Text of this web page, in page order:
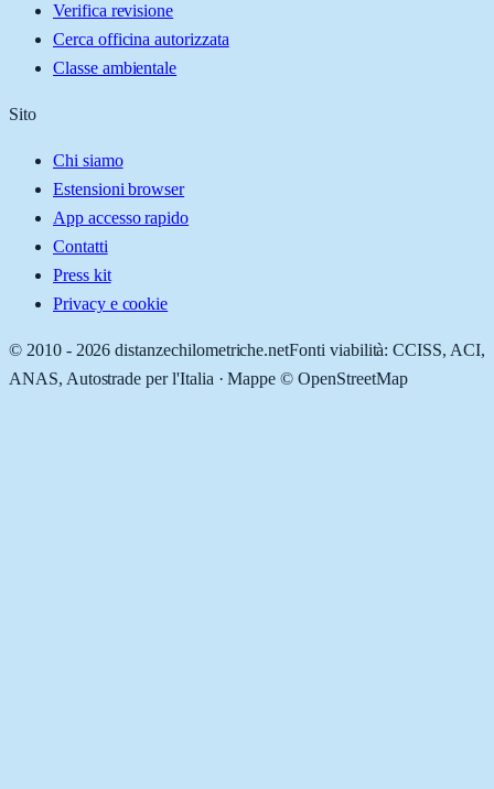
Verifica revisione
Cerca officina autorizzata
Classe ambientale
Sito
Chi siamo
Estensioni browser
App accesso rapido
Contatti
Press kit
Privacy e cookie
© 2010 - 2026 distanzechilometriche.netFonti viabilità: CCISS, ACI,
ANAS, Autostrade per l'Italia · Mappe © OpenStreetMap